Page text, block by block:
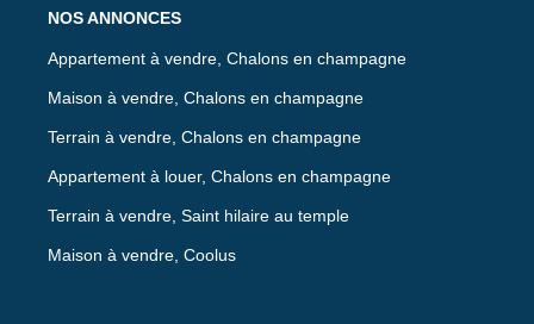
NOS ANNONCES
Appartement à vendre, Chalons en champagne
Maison à vendre, Chalons en champagne
Terrain à vendre, Chalons en champagne
Appartement à louer, Chalons en champagne
Terrain à vendre, Saint hilaire au temple
Maison à vendre, Coolus